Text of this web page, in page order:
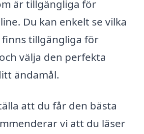
är tillgängliga för
Du kan enkelt se vilka
tillgängliga för
välja den perfekta
ändamål.
att du får den bästa
vi att du läser